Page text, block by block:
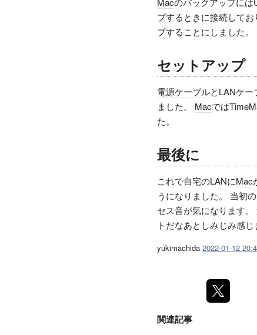
プするときに接続してお
プすることにしました。
セットアップ
電源ケーブルとLANケー
ました。 Macでは
た。
最後に
これで自宅のLANにMac
うになりました。 当初
セス音が気になります
トだなあとしみじみ感じ
yukimachida 2022-01-12
関連記事